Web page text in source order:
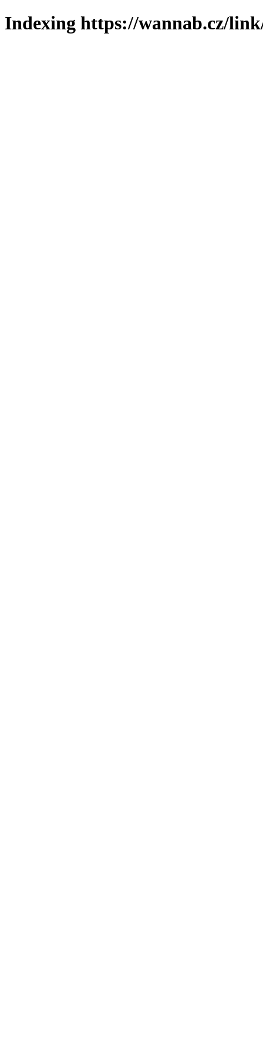
Indexing https://wannab.cz/